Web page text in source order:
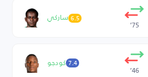
75’
ساركي 6.5
46’
كودجو 7.4